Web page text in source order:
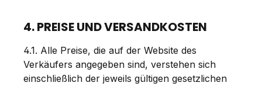
4. PREISE UND VERSANDKOSTEN
4.1. Alle Preise, die auf der Website des
Verkäufers angegeben sind, verstehen sich
einschließlich der jeweils gültigen gesetzlichen